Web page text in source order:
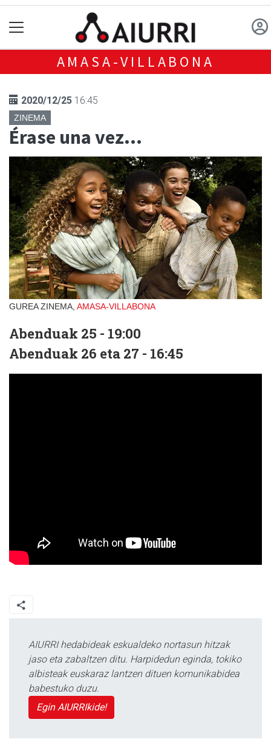
AMASA-VILLABONA
2020/12/25 16:45
ZINEMA
Érase una vez...
GUREA ZINEMA, AMASA-VILLABONA
Abenduak 25 - 19:00
Abenduak 26 eta 27 - 16:45
AIURRI hedabideak eskualdeko nortasun hitzak
jaso eta zabaltzen ditu. Harpidedun eginda, tokiko
albisteak euskaraz lantzen dituen komunikabidea
babestuko duzu.
Egin AIURRIkide!